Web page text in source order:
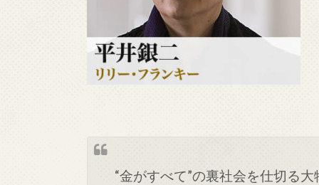
“金がすべて”の裏社会を仕切る